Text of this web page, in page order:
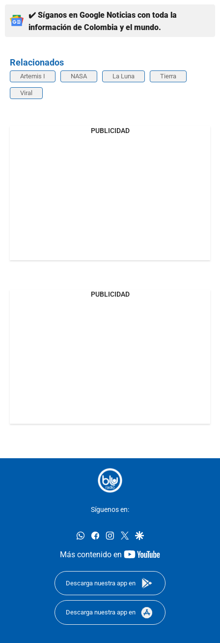
✔️ Síganos en Google Noticias con toda la
información de Colombia y el mundo.
Relacionados
Artemis I NASA La Luna Tierra
Viral
PUBLICIDAD
PUBLICIDAD
Síguenos en:
whatsappfacebookinstagram
twittergoogle
Más contenido en
youtube-
Descarga nuestra app en
Descarga nuestra app en